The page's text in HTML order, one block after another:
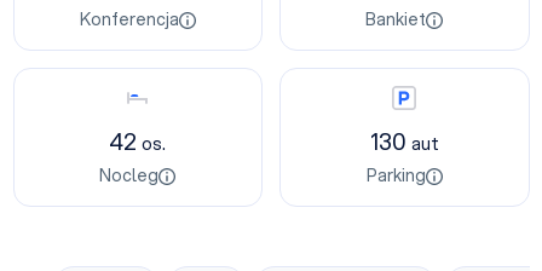
Konferencja Bankiet
Nocleg
42os.
Nocleg
Parking
130 aut
Parking